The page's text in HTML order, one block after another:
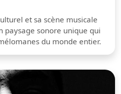
et sa scène musicale
paysage sonore unique qui
du monde entier.